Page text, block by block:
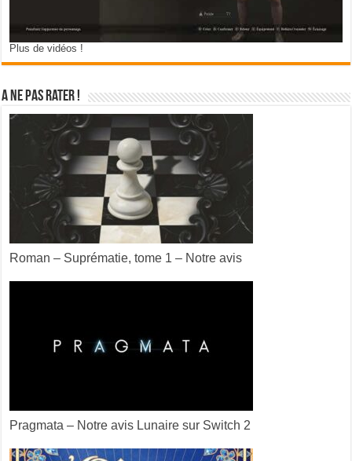
Plus de vidéos !
A ne pas rater !
Roman – Suprématie, tome 1 – Notre avis
Pragmata – Notre avis Lunaire sur Switch 2